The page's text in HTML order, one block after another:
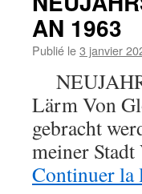
AN 1963
Publié le3 janvier
Lärm Von
gebracht
meiner
Continuer la